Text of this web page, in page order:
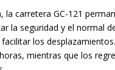
carretera GC-121
la seguridad y el normal
los
mientras que los